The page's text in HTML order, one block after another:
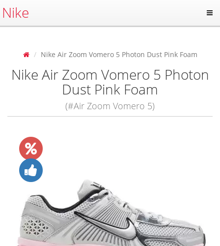
Nike
Nike Air Zoom Vomero 5 Photon Dust Pink Foam
Nike Air Zoom Vomero 5 Photon
Dust Pink Foam
(#Air Zoom Vomero 5)